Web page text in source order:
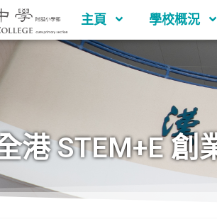
主頁 學校概況
港 STEM+E 創